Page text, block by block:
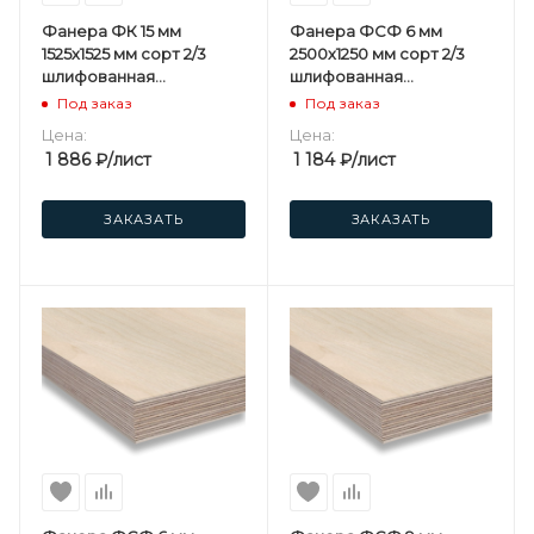
Фанера ФК 15 мм
1525х1525 мм сорт 2/3
шлифованная
березовая
Под заказ
Цена:
1 886₽/лист
ЗАКАЗАТЬ
Фанера ФСФ 6 мм
2500х1250 мм сорт 2/3
шлифованная
березовая
Под заказ
Цена:
1 184₽/лист
ЗАКАЗАТЬ